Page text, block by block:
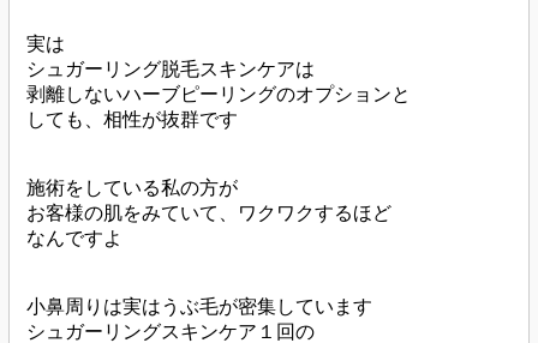
実は
シュガーリング脱毛スキンケアは
剥離しないハーブピーリングのオプションと
しても、相性が抜群です
施術をしている私の方が
お客様の肌をみていて、ワクワクするほど
なんですよ
小鼻周りは実はうぶ毛が密集しています
シュガーリングスキンケア１回の